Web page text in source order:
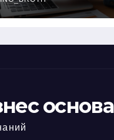
порядок,
и
основа